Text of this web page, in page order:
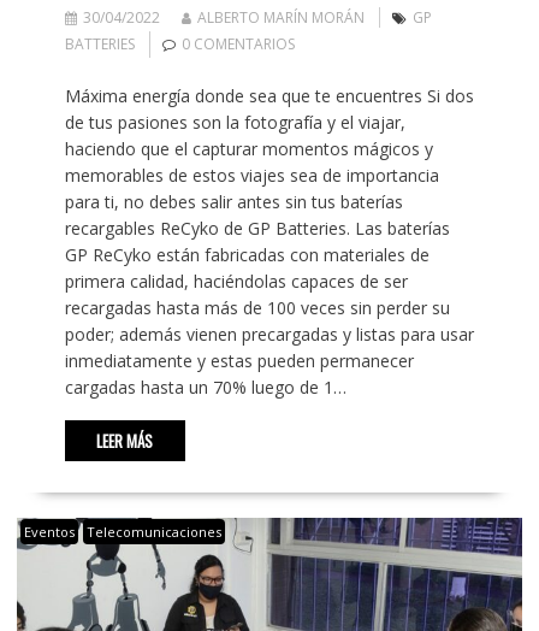
30/04/2022 ALBERTO MARÍN MORÁN
GP
BATTERIES
0 COMENTARIOS
Máxima energía donde sea que te encuentres Si dos
de tus pasiones son la fotografía y el viajar,
haciendo que el capturar momentos mágicos y
memorables de estos viajes sea de importancia
para ti, no debes salir antes sin tus baterías
recargables ReCyko de GP Batteries. Las baterías
GP ReCyko están fabricadas con materiales de
primera calidad, haciéndolas capaces de ser
recargadas hasta más de 100 veces sin perder su
poder; además vienen precargadas y listas para usar
inmediatamente y estas pueden permanecer
cargadas hasta un 70% luego de 1…
LEER MÁS
Eventos Telecomunicaciones